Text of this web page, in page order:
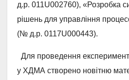
д.р. 011U002760), «Розробка
рішень для управління
(№ д.р. 0117U000443).
Для проведення
у ХДМА створено новітню